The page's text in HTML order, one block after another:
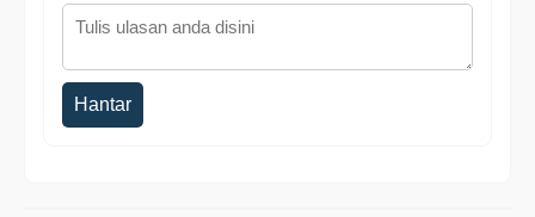
Hantar